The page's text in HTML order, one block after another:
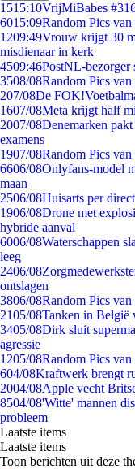
1515:10VrijMiBabes
6015:09Random Pics
1209:49Vrouw krijgt 30
misdienaar in kerk
4509:46PostNL-bezorger
3508/08Random Pics
207/08De
1607/08Meta krijgt half
2007/08Denemarken
examens
1907/08Random Pics
6606/08Onlyfans-model
maan
2506/08Huisarts per
1906/08Drone met
hybride aanval
6006/08Waterschappen
leeg
2406/08
ontslagen
3806/08Random Pics
2105/08Tanken in België
3405/08Dirk sluit
agressie
1205/08Random Pics
604/08Kraftwerk brengt
2004/08Apple vecht
8504/08'Witte' mannen
probleem
Laatste items
Laatste items
Toon berichten uit deze